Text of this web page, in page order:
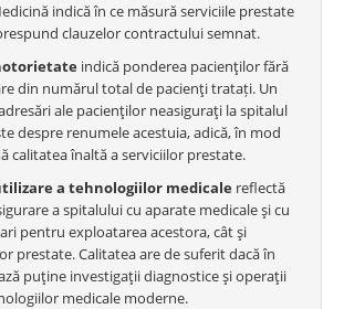
indică în ce măsură serviciile prestate
clauzelor contractului semnat.
indică ponderea pacienţilor fără
din numărul total de pacienţi tratați. Un
ale pacienţilor neasiguraţi la spitalul
despre renumele acestuia, adică, în mod
calitatea înaltă a serviciilor prestate.
a tehnologiilor medicale reflectă
a spitalului cu aparate medicale şi cu
pentru exploatarea acestora, cât şi
prestate. Calitatea are de suferit dacă în
puţine investigaţii diagnostice şi operaţii
medicale moderne.